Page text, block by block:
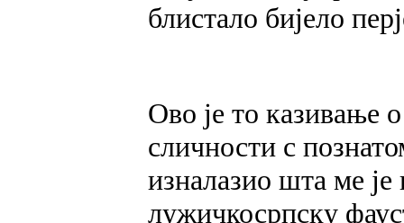
блистало бијело
Ово је то казивање
сличности с
изналазио шта ме
лужичкосрпску